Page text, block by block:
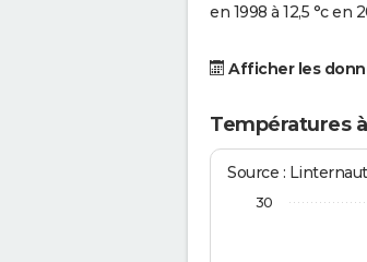
en 1998 à 12,5 °c en
Afficher les
Températures
Source :
30